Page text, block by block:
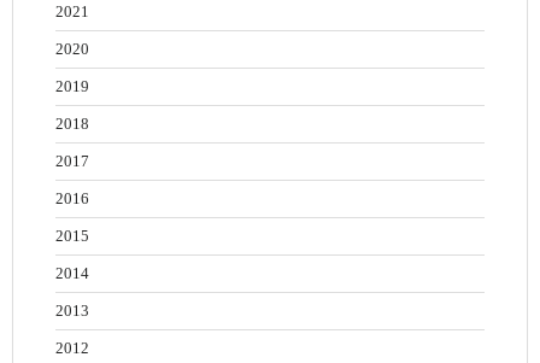
2021
2020
2019
2018
2017
2016
2015
2014
2013
2012